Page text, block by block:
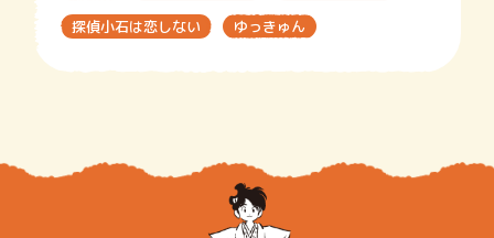
探偵小石は恋しない
ゆっきゅん